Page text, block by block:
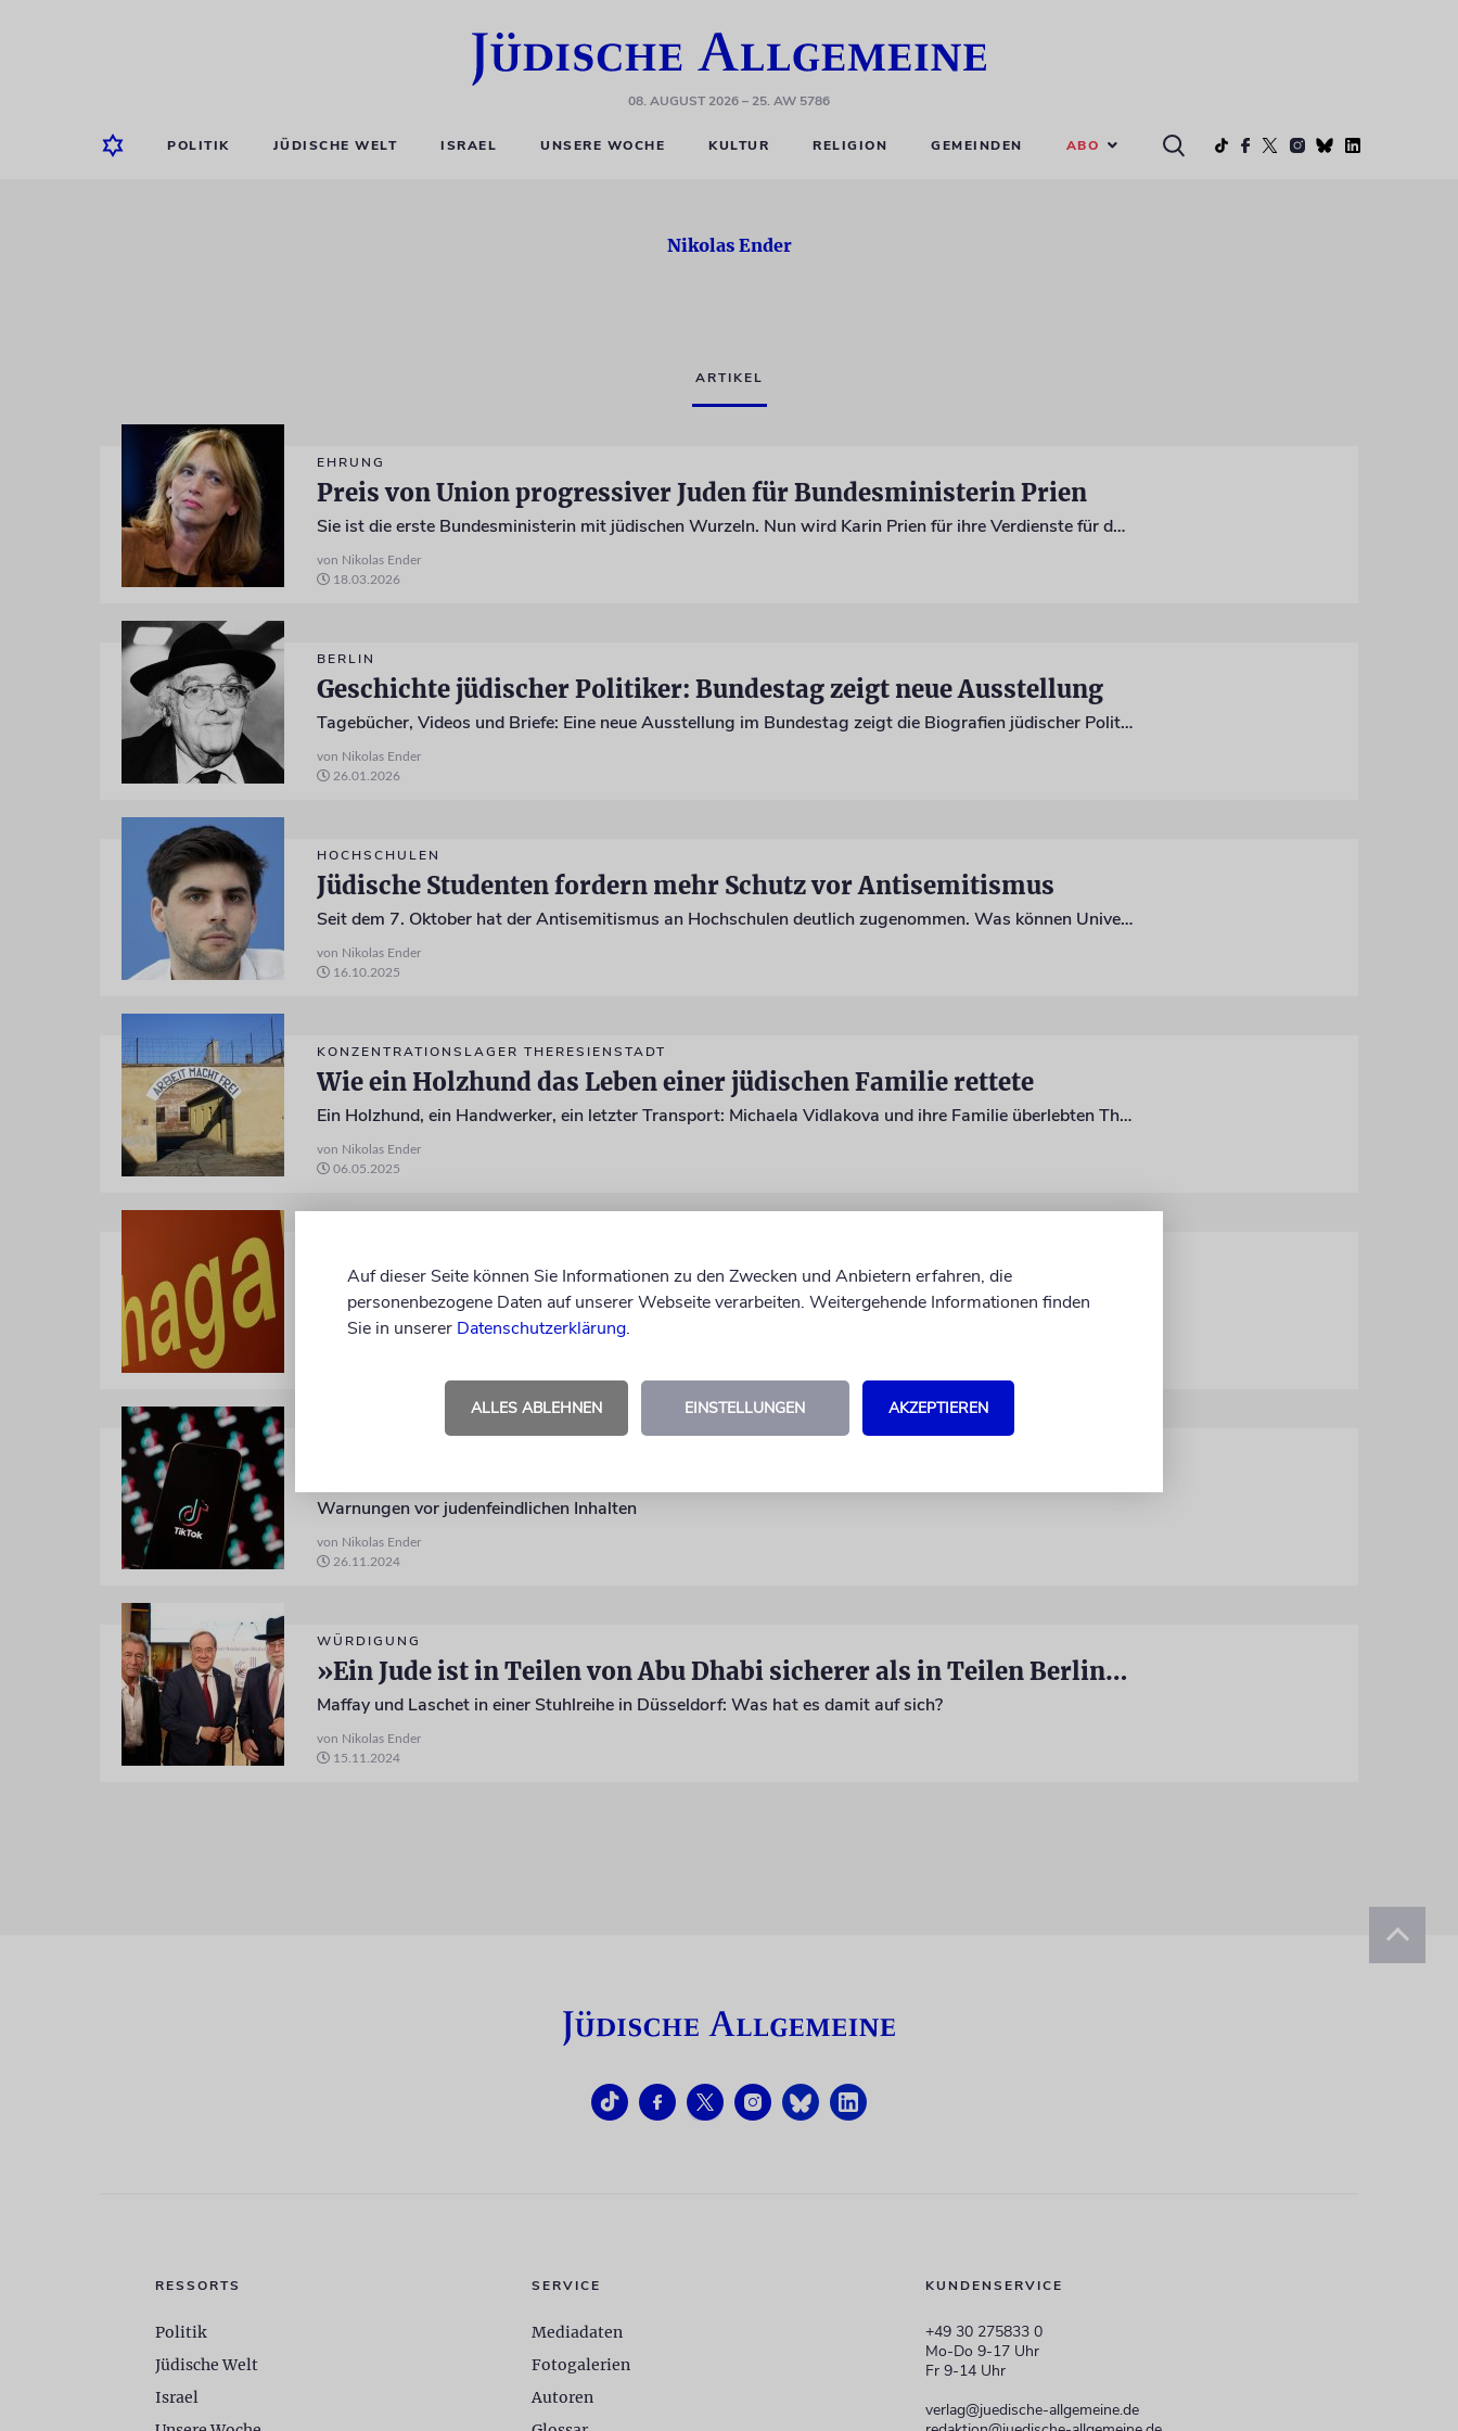
08. AUGUST 2026– 25. AW 5786
POLITIK JÜDISCHE WELT ISRAEL UNSERE WOCHE KULTUR RELIGION GEMEINDEN ABO
Nikolas Ender
ARTIKEL
EHRUNG
Preis von Union progressiver Juden für Bundesministerin Prien
Sie ist die erste Bundesministerin mit jüdischen Wurzeln. Nun wird Karin Prien für ihre Verdienste für das Judentum in Deutschland geehrt. Sie empfinde die Würdigung vor allem als Auftrag, sagt sie
von Nikolas Ender
18.03.2026
BERLIN
Geschichte jüdischer Politiker: Bundestag zeigt neue Ausstellung
Tagebücher, Videos und Briefe: Eine neue Ausstellung im Bundestag zeigt die Biografien jüdischer Politiker. Ein besonderes Augenmerk liegt auf einer Überlebenden des Holocaust
von Nikolas Ender
26.01.2026
HOCHSCHULEN
Jüdische Studenten fordern mehr Schutz vor Antisemitismus
Seit dem 7. Oktober hat der Antisemitismus an Hochschulen deutlich zugenommen. Was können Universitäten tun? Die JSUD hat einen Katalog veröffentlicht
von Nikolas Ender
16.10.2025
KONZENTRATIONSLAGER THERESIENSTADT
Wie ein Holzhund das Leben einer jüdischen Familie rettete
Ein Holzhund, ein Handwerker, ein letzter Transport: Michaela Vidlakova und ihre Familie überlebten Theresienstadt – dank eines selbstgebauten Spielzeugs und mehrerer Glücksfälle
von Nikolas Ender
06.05.2025
Ungewöhnliche Werke von Marc Chagall in Düsseldorf zu sehen
Warnungen vor judenfeindlichen Inhalten
von Nikolas Ender
26.11.2024
WÜRDIGUNG
»Ein Jude ist in Teilen von Abu Dhabi sicherer als in Teilen Berlins«
Maffay und Laschet in einer Stuhlreihe in Düsseldorf: Was hat es damit auf sich?
von Nikolas Ender
15.11.2024
KUNDENSERVICE
+49 30 275833 0
Mo-Do 9-17 Uhr
Fr 9-14 Uhr
verlag@juedische-allgemeine.de
RESSORTS
Politik
Jüdische Welt
Israel
SERVICE
Mediadaten
Fotogalerien
Autoren
Auf dieser Seite können Sie Informationen zu den Zwecken und Anbietern erfahren, die
personenbezogene Daten auf unserer Webseite verarbeiten. Weitergehende Informationen finden
Sie in unserer Datenschutzerklärung.
ALLES ABLEHNEN EINSTELLUNGEN AKZEPTIEREN